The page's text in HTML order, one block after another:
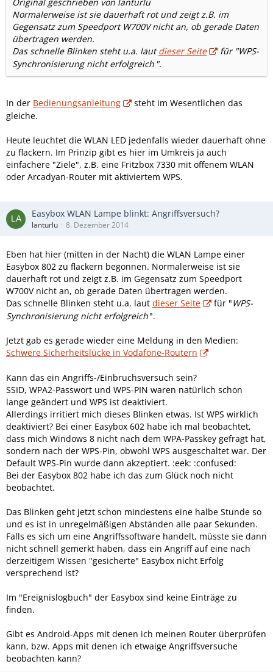
Normalerweise ist sie dauerhaft rot und zeigt z.B. im
Gegensatz zum Speedport W700V nicht an, ob gerade Daten
übertragen werden.
Das schnelle Blinken steht u.a. lautdieser Seite für "WPS-
Synchronisierung nicht erfolgreich ".
In der Bedienungsanleitung
steht im Wesentlichen das
gleiche.
Heute leuchtet die WLAN LED jedenfalls wieder dauerhaft ohne
zu flackern. Im Prinzip gibt es hier im Umkreis ja auch
einfachere "Ziele", z.B. eine Fritzbox 7330 mit offenem WLAN
oder Arcadyan-Router mit aktiviertem WPS.
Easybox WLAN Lampe blinkt: Angriffsversuch?
lanturlu 8. Dezember 2014
Eben hat hier (mitten in der Nacht) die WLAN Lampe einer
Easybox 802 zu flackern begonnen. Normalerweise ist sie
dauerhaft rot und zeigt z.B. im Gegensatz zum Speedport
W700V nicht an, ob gerade Daten übertragen werden.
Das schnelle Blinken steht u.a. laut dieser Seite für "WPS-
Synchronisierung nicht erfolgreich".
Jetzt gab es gerade wieder eine Meldung in den Medien:
Schwere Sicherheitslücke in Vodafone-Routern
Kann das ein Angriffs-/Einbruchsversuch sein?
SSID, WPA2-Passwort und WPS-PIN waren natürlich schon
lange geändert und WPS ist deaktiviert.
Allerdings irritiert mich dieses Blinken etwas. Ist WPS wirklich
deaktiviert? Bei einer Easybox 602 habe ich mal beobachtet,
dass mich Windows 8 nicht nach dem WPA-Passkey gefragt hat,
sondern nach der WPS-Pin, obwohl WPS ausgeschaltet war. Der
Default WPS-Pin wurde dann akzeptiert. :eek: :confused:
Bei der Easybox 802 habe ich das zum Glück noch nicht
beobachtet.
Das Blinken geht jetzt schon mindestens eine halbe Stunde so
und es ist in unregelmäßigen Abständen alle paar Sekunden.
Falls es sich um eine Angriffssoftware handelt, müsste sie dann
nicht schnell gemerkt haben, dass ein Angriff auf eine nach
derzeitigem Wissen "gesicherte" Easybox nicht Erfolg
versprechend ist?
Im "Ereignislogbuch" der Easybox sind keine Einträge zu
finden.
Gibt es Android-Apps mit denen ich meinen Router überprüfen
kann, bzw. Apps mit denen ich etwaige Angriffsversuche
beobachten kann?